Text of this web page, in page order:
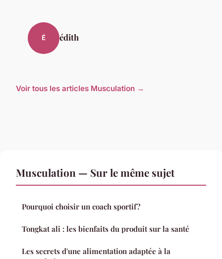
É édith
Voir tous les articles Musculation →
Musculation — Sur le même sujet
Pourquoi choisir un coach sportif ?
Tongkat ali : les bienfaits du produit sur la santé
Les secrets d'une alimentation adaptée à la